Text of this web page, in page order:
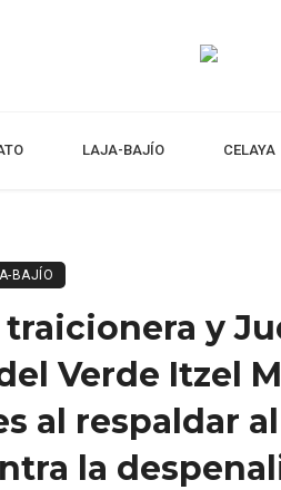
LAJA-BAJÍO CELAYA
BAJÍO
y
Verde Itzel
al respaldar
la